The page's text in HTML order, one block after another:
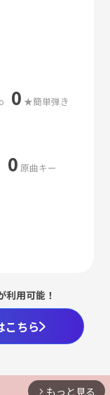
0 ★簡単弾き
0 原曲キー
利用可能！
こちら
arrow_forward_ios もっと見る